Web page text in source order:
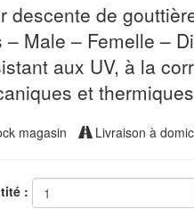
descente de
– Male – Femelle –
aux UV, à la
et thermiques
magasin Livraison à
: